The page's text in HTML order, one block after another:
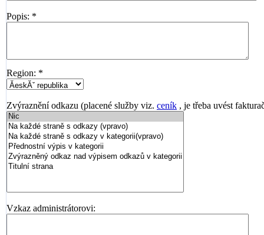
Popis: *
Region: *
Zvýraznění odkazu (placené služby viz. ceník , je třeba uvést
Vzkaz administrátorovi: